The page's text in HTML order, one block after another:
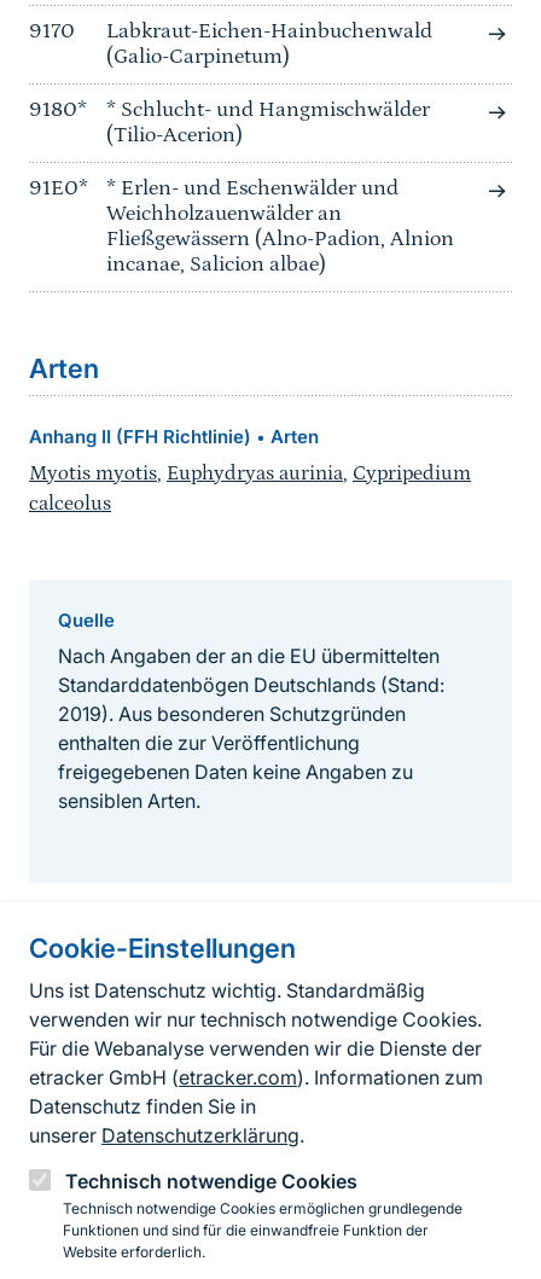
Cookie-Einstellungen
Uns ist Datenschutz wichtig. Standardmäßig
verwenden wir nur technisch notwendige Cookies.
Für die Webanalyse verwenden wir die Dienste der
etracker GmbH (etracker.com). Informationen zum
Datenschutz finden Sie in
unserer Datenschutzerklärung.
Technisch notwendige Cookies
Technisch notwendige Cookies ermöglichen grundlegende
Funktionen und sind für die einwandfreie Funktion der
Website erforderlich.
9170
Labkraut-Eichen-Hainbuchenwald
(Galio-Carpinetum)
9180*
* Schlucht- und Hangmischwälder
(Tilio-Acerion)
91E0*
* Erlen- und Eschenwälder und
Weichholzauenwälder an
Fließgewässern (Alno-Padion, Alnion
incanae, Salicion albae)
Arten
Anhang II (FFH Richtlinie) • Arten
Myotis myotis, Euphydryas aurinia, Cypripedium
calceolus
Quelle
Nach Angaben der an die EU übermittelten
Standarddatenbögen Deutschlands (Stand:
2019). Aus besonderen Schutzgründen
enthalten die zur Veröffentlichung
freigegebenen Daten keine Angaben zu
sensiblen Arten.
Informationen zur Seite
FußzeileKontakt zum BfN
Kontaktformular
Erklärung zur Barrierefreiheit
Impressum
Datenschutz